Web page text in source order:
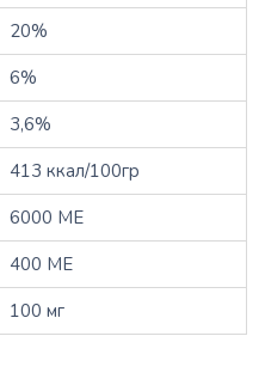
20%
6%
3,6%
413 ккал/100гр
6000 ME
400 ME
100 мг